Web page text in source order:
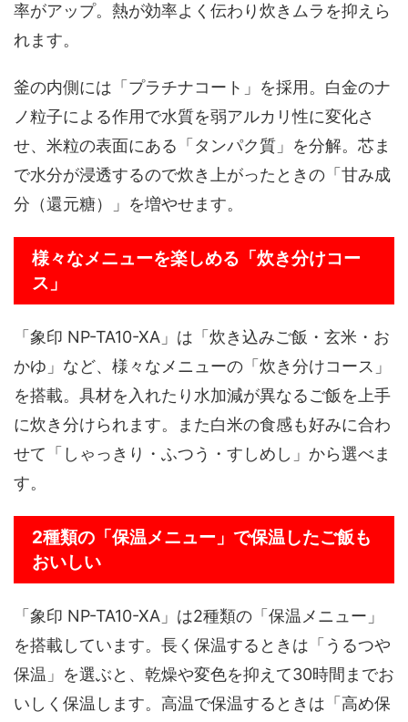
率がアップ。熱が効率よく伝わり炊きムラを抑えら
れます。
釜の内側には「プラチナコート」を採用。白金のナ
ノ粒子による作用で水質を弱アルカリ性に変化さ
せ、米粒の表面にある「タンパク質」を分解。芯ま
で水分が浸透するので炊き上がったときの「甘み成
分（還元糖）」を増やせます。
様々なメニューを楽しめる「炊き分けコー
ス」
「象印 NP-TA10-XA」は「炊き込みご飯・玄米・お
かゆ」など、様々なメニューの「炊き分けコース」
を搭載。具材を入れたり水加減が異なるご飯を上手
に炊き分けられます。また白米の食感も好みに合わ
せて「しゃっきり・ふつう・すしめし」から選べま
す。
2種類の「保温メニュー」で保温したご飯も
おいしい
「象印 NP-TA10-XA」は2種類の「保温メニュー」
を搭載しています。長く保温するときは「うるつや
保温」を選ぶと、乾燥や変色を抑えて30時間までお
いしく保温します。高温で保温するときは「高め保